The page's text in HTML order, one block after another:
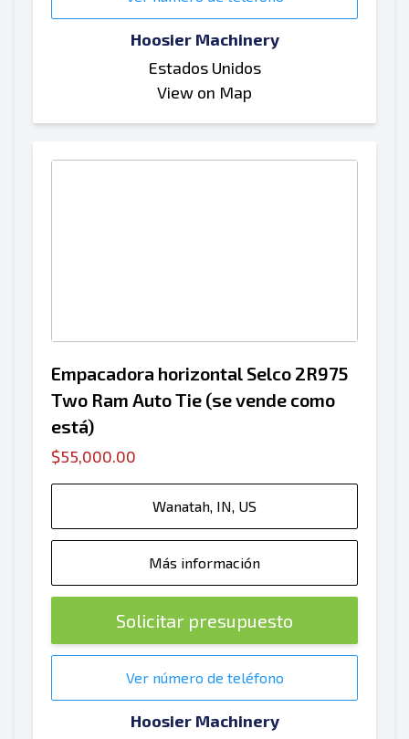
Hoosier Machinery
Estados Unidos
View on Map
Empacadora horizontal Selco 2R975
Two Ram Auto Tie (se vende como
está)
$55,000.00
Wanatah, IN, US
Más información
Solicitar presupuesto
Ver número de teléfono
Hoosier Machinery